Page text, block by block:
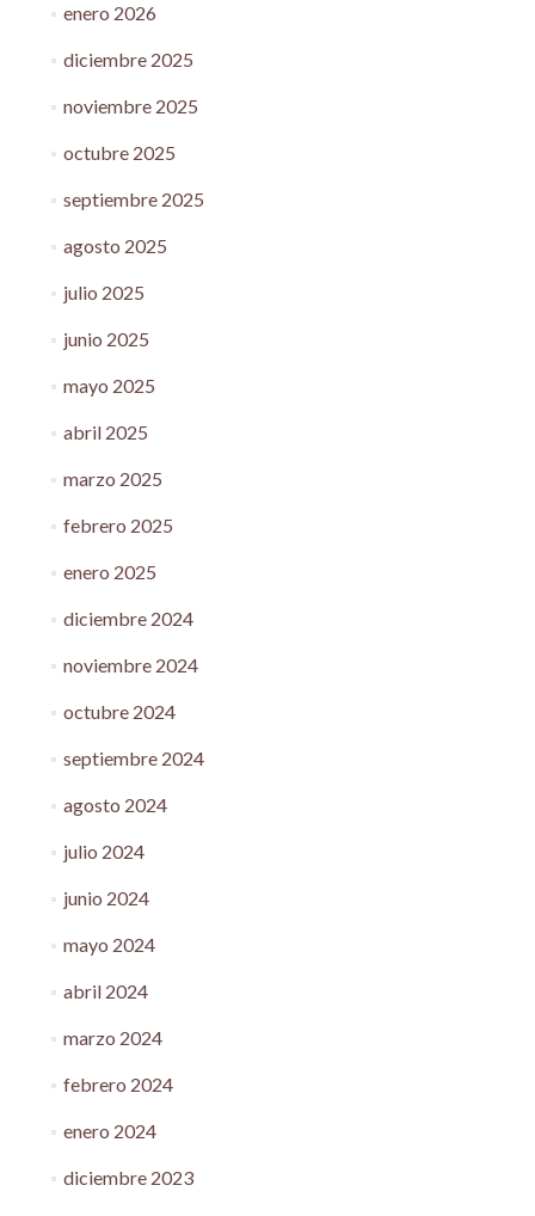
enero 2026
diciembre 2025
noviembre 2025
octubre 2025
septiembre 2025
agosto 2025
julio 2025
junio 2025
mayo 2025
abril 2025
marzo 2025
febrero 2025
enero 2025
diciembre 2024
noviembre 2024
octubre 2024
septiembre 2024
agosto 2024
julio 2024
junio 2024
mayo 2024
abril 2024
marzo 2024
febrero 2024
enero 2024
diciembre 2023